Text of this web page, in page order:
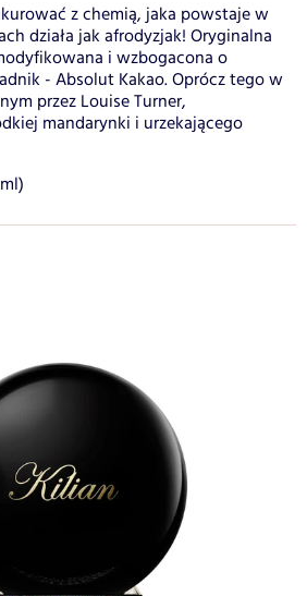
z chemią, jaka powstaje w
działa jak afrodyzjak! Oryginalna
i wzbogacona o
- Absolut Kakao. Oprócz tego w
przez Louise Turner,
mandarynki i urzekającego